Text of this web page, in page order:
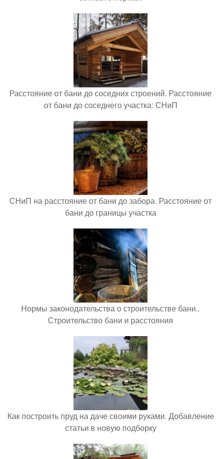
Расстояние от бани до соседних строений. Расстояние
от бани до соседнего участка: СНиП
СНиП на расстояние от бани до забора. Расстояние от
бани до границы участка
Нормы законодательства о строительстве бани..
Строительство бани и расстояния
Как построить пруд на даче своими руками. Добавление
статьи в новую подборку